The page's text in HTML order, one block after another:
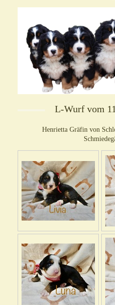
L-Wurf vom
Henrietta Gräfin von